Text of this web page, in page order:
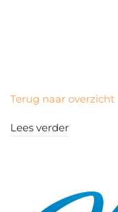
Terug naar overzicht
Lees verder